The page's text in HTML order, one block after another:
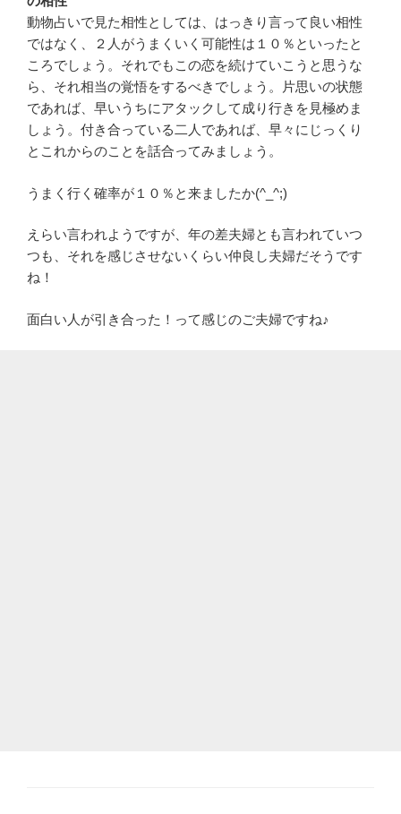
動物占いで見た相性としては、はっきり言って良い相性
ではなく、２人がうまくいく可能性は１０％といったと
ころでしょう。それでもこの恋を続けていこうと思うな
ら、それ相当の覚悟をするべきでしょう。片思いの状態
であれば、早いうちにアタックして成り行きを見極めま
しょう。付き合っている二人であれば、早々にじっくり
とこれからのことを話合ってみましょう。
うまく行く確率が１０％と来ましたか(^_^;)
えらい言われようですが、年の差夫婦とも言われていつ
つも、それを感じさせないくらい仲良し夫婦だそうです
ね！
面白い人が引き合った！って感じのご夫婦ですね♪